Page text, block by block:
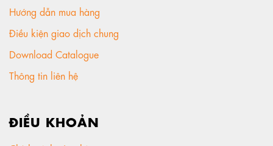
Hướng dẫn mua hàng
Điều kiện giao dịch chung
Download Catalogue
Thông tin liên hệ
ĐIỀU KHOẢN